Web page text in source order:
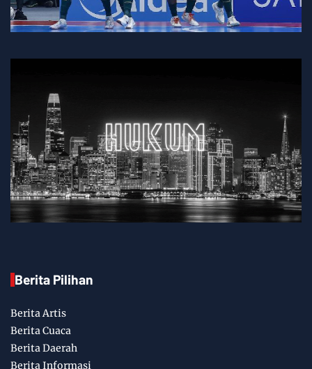
Berita Pilihan
Berita Artis
Berita Cuaca
Berita Daerah
Berita Informasi